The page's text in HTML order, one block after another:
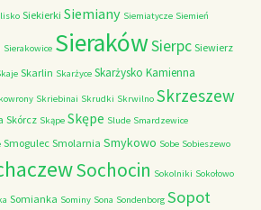
Siekierki Siemiany Siemiatycze Siemień
Sierakowice SierakówSierpc Siewierz
Skarlin Skarżyce Skarżysko Kamienna
Skriebinai Skrudki Skrwilno Skrzeszew
Skórcz Skąpe Skępe Slude Smardzewice
Smogulec Smolarnia Smykowo Sobe Sobieszewo
Sochocin Sokolniki Sokołowo
Somianka Sominy Sona Sondenborg Sopot